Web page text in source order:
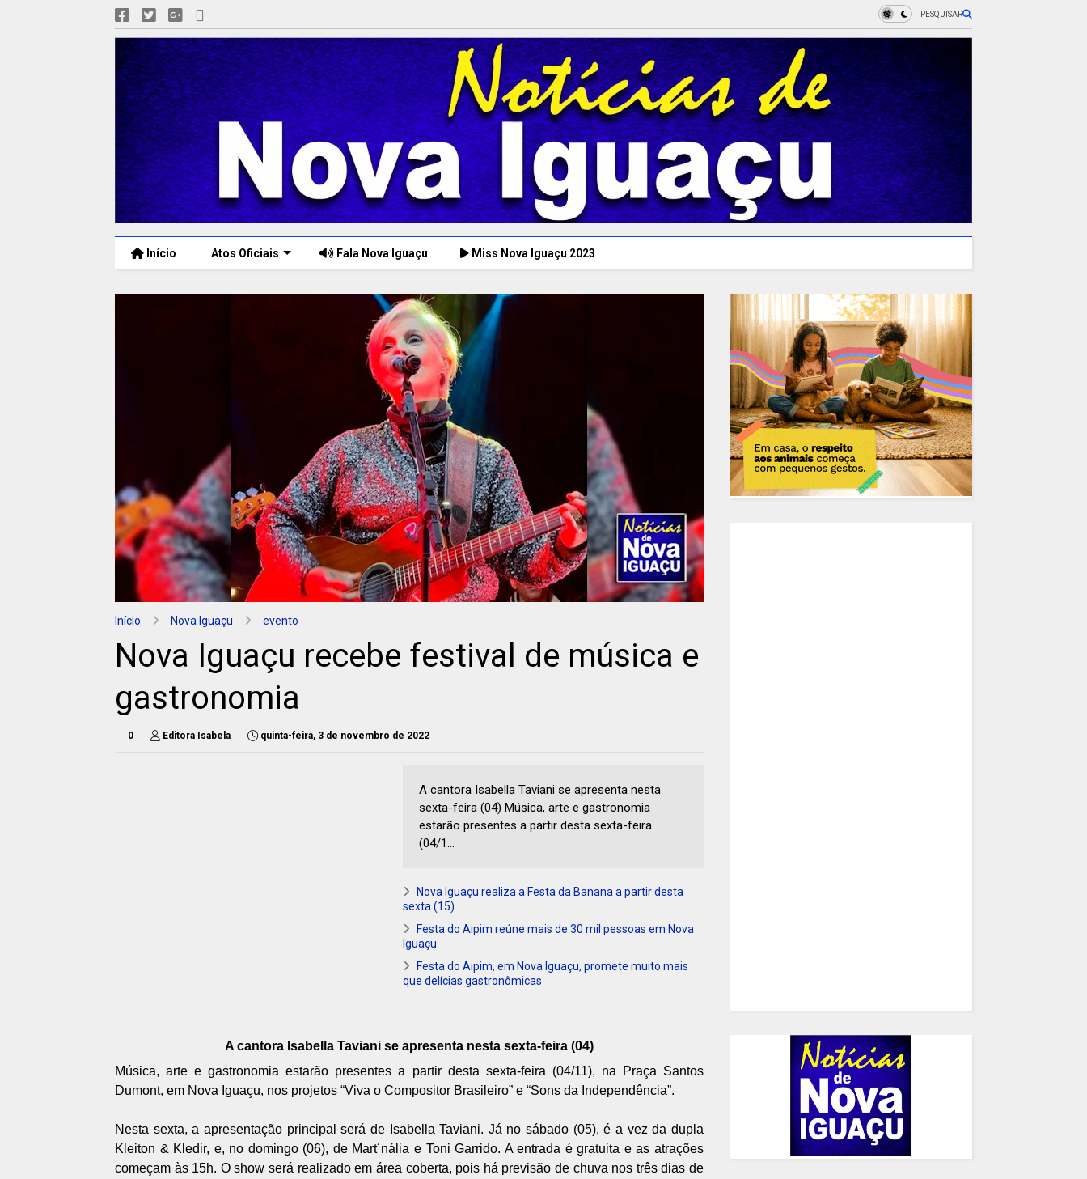
PESQUISAR
Início Atos Oficiais Fala Nova Iguaçu Miss Nova Iguaçu 2023
Início Nova Iguaçu evento
Nova Iguaçu recebe festival de música e
gastronomia
0 Editora Isabela quinta-feira, 3 de novembro de 2022
A cantora Isabella Taviani se apresenta nesta
sexta-feira (04) Música, arte e gastronomia
estarão presentes a partir desta sexta-feira
(04/1...
Nova Iguaçu realiza a Festa da Banana a partir desta
sexta (15)
Festa do Aipim reúne mais de 30 mil pessoas em Nova
Iguaçu
Festa do Aipim, em Nova Iguaçu, promete muito mais
que delícias gastronômicas
A cantora Isabella Taviani se apresenta nesta sexta-feira (04)
Música, arte e gastronomia estarão presentes a partir desta sexta-feira (04/11), na Praça Santos
Dumont, em Nova Iguaçu, nos projetos “Viva o Compositor Brasileiro” e “Sons da Independência”.
Nesta sexta, a apresentação principal será de Isabella Taviani. Já no sábado (05), é a vez da dupla
Kleiton & Kledir, e, no domingo (06), de Mart´nália e Toni Garrido. A entrada é gratuita e as atrações
começam às 15h. O show será realizado em área coberta, pois há previsão de chuva nos três dias de